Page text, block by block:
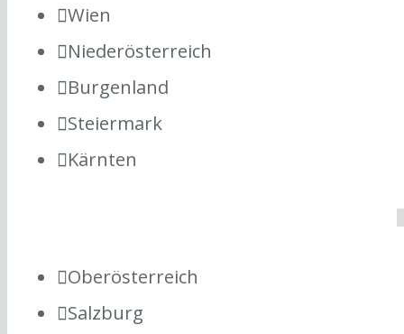
Wien
Niederösterreich
Burgenland
Steiermark
Kärnten
Oberösterreich
Salzburg